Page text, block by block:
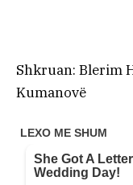
Shkruan: Blerim
Kumanovë